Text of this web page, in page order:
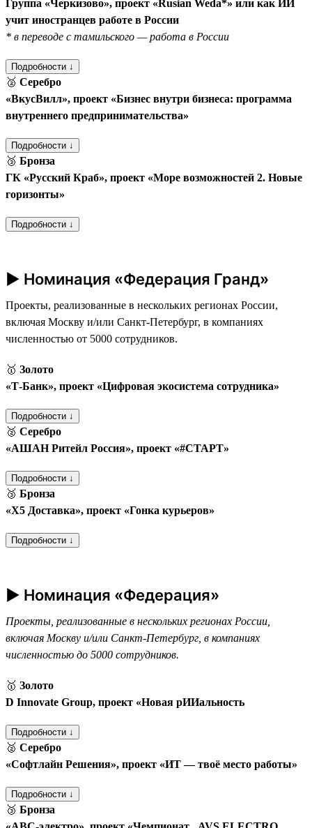
Группа «Черкизово», проект «Rusian Weda*» или как ИИ
учит иностранцев работе в России
* в переводе с тамильского — работа в России
Подробности ↓
🥈 Серебро
«ВкусВилл», проект «Бизнес внутри бизнеса: программа
внутреннего предпринимательства»
Подробности ↓
🥉 Бронза
ГК «Русский Краб», проект «Море возможностей 2. Новые
горизонты»
Подробности ↓
► Номинация «Федерация Гранд»
Проекты, реализованные в нескольких регионах России,
включая Москву и/или Санкт-Петербург, в компаниях
численностью от 5000 сотрудников.
🥇 Золото
«Т‑Банк», проект «Цифровая экосистема сотрудника»
Подробности ↓
🥈 Серебро
«АШАН Ритейл Россия», проект «#СТАРТ»
Подробности ↓
🥉 Бронза
«Х5 Доставка», проект «Гонка курьеров»
Подробности ↓
► Номинация «Федерация»
Проекты, реализованные в нескольких регионах России,
включая Москву и/или Санкт-Петербург, в компаниях
численностью до 5000 сотрудников.
🥇 Золото
D Innovate Group, проект «Новая рИИальность
Подробности ↓
🥈 Серебро
«Софтлайн Решения», проект «ИТ — твоё место работы»
Подробности ↓
🥉 Бронза